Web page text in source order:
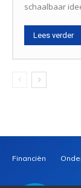
schaalbaar
Lees verder
Financiën